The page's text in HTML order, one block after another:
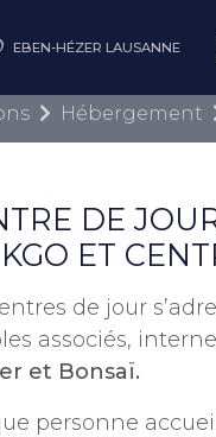
EBEN-HÉZER LAUSANNE
Hébergement
DE
ET
de jour
associés,
et Bonsaï.
personne